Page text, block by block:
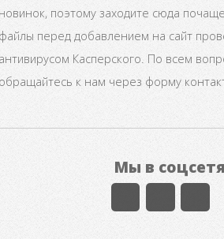
новинок, поэтому заходите сюда
файлы перед добавлением на сайт
антивирусом Касперского. По всем
обращайтесь к нам через форму
Мы в